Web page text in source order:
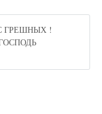
ГРЕШНЫХ !